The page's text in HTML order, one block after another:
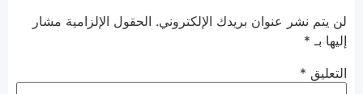
لن يتم نشر عنوان بريدك الإلكتروني. الحقول الإلزامية مشار
إليها بـ *
التعليق*